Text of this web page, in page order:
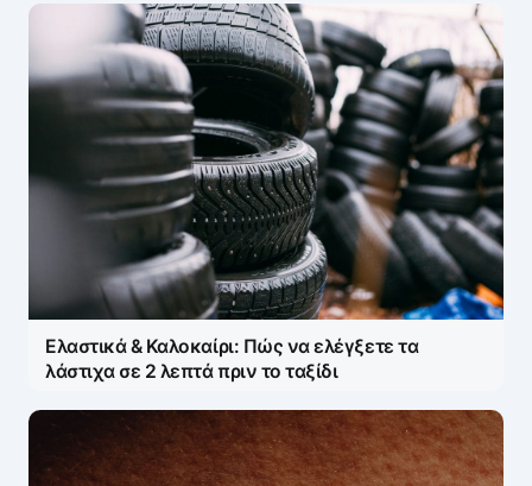
Ελαστικά & Καλοκαίρι: Πώς να ελέγξετε τα
λάστιχα σε 2 λεπτά πριν το ταξίδι